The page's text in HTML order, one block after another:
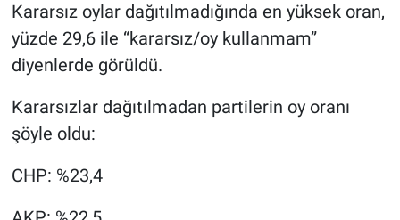
Kararsız oylar dağıtılmadığında en yüksek oran,
yüzde 29,6 ile “kararsız/oy kullanmam”
diyenlerde görüldü.
Kararsızlar dağıtılmadan partilerin oy oranı
şöyle oldu:
CHP: %23,4